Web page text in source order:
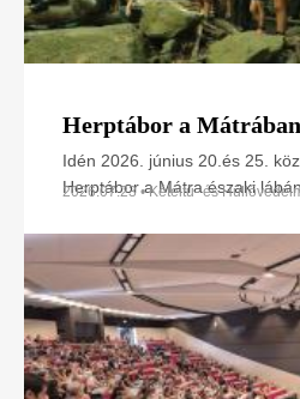
Herptábor a Mátrában
Idén 2026. június 20.és 25.
Herptábor a Mátra északi
2026.07.23 • Kétéltű- és